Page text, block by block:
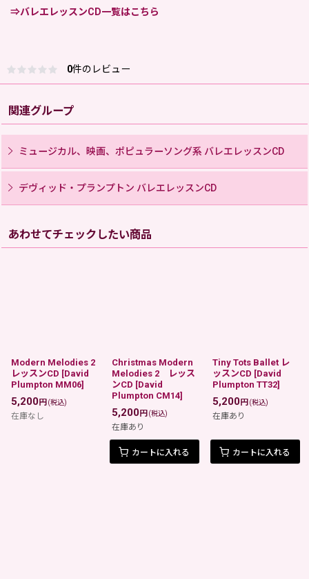
⇒バレエレッスンCD一覧はこちら
0件のレビュー
関連グループ
ミュージカル、映画、ポピュラーソング系 バレエレッスンCD
デヴィッド・プランプトン バレエレッスンCD
あわせてチェックしたい商品
Modern Melodies 2
レッスンCD [David
Plumpton MM06]
5,200円 (税込)
在庫なし
Christmas Modern
Melodies 2 レッス
ンCD [David
Plumpton CM14]
5,200円 (税込)
在庫あり
カートに入れる
Tiny Tots Ballet レ
ッスンCD [David
Plumpton TT32]
5,200円 (税込)
在庫あり
カートに入れる